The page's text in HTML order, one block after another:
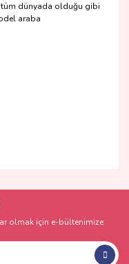
dünyada olduğu gibi
araba
olmak için e-bültenimize